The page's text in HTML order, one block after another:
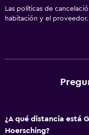
Comidas para niños
Protectores de
Las políticas de
habitación y el proveedor.
¿A qué distancia está
Hoersching?